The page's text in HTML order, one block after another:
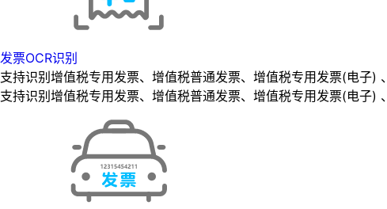
发票OCR识别
支持识别增值税专用发票、增值税普通发票、增值税专用发票(电子
支持识别增值税专用发票、增值税普通发票、增值税专用发票(电子